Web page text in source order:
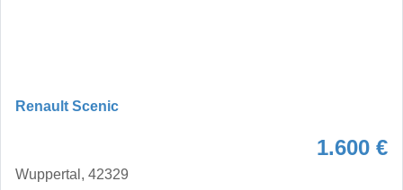
Renault Scenic
1.600 €
Wuppertal, 42329